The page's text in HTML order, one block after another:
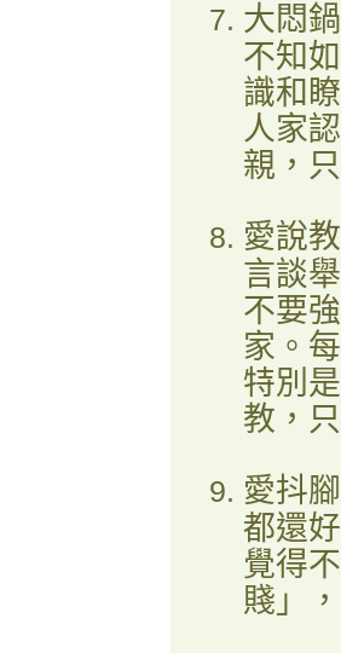
大悶
不知
識和
人家
親，
愛說
言談
不要
家。
特別
教，
愛抖
都還
覺得
賤」